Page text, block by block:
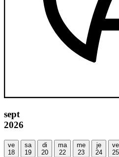
sept
2026
ve
18
sa
19
di
20
ma
22
me
23
je
24
ve
25